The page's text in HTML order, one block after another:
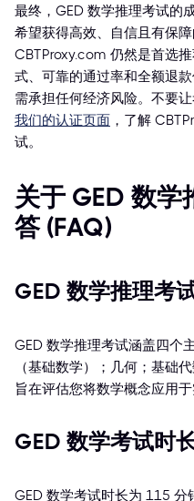
最终，GED 数学推理考试的
希望获得高效、自信且有保
CBTProxy.com 仍然是首选
式、可靠的通过率和全额退
需承担任何经济风险。不要
我们的认证页面 ，了解
试。
关于 GED 数
答 (FAQ)
GED 数学推理考
GED 数学推理考试涵盖四个
（基础数学）；几何；基础
旨在评估您将数学概念应用于
GED 数学考试时
GED 数学考试时长为 115